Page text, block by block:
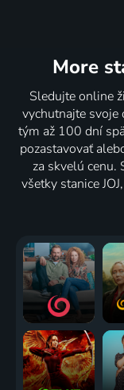
More
Sledujte online
vychutnajte svoje
tým až 100 dní
pozastavovať
za skvelú cenu.
všetky stanice